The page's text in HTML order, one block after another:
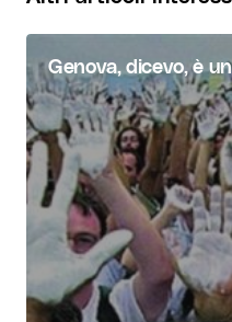
Genova, dicevo, è